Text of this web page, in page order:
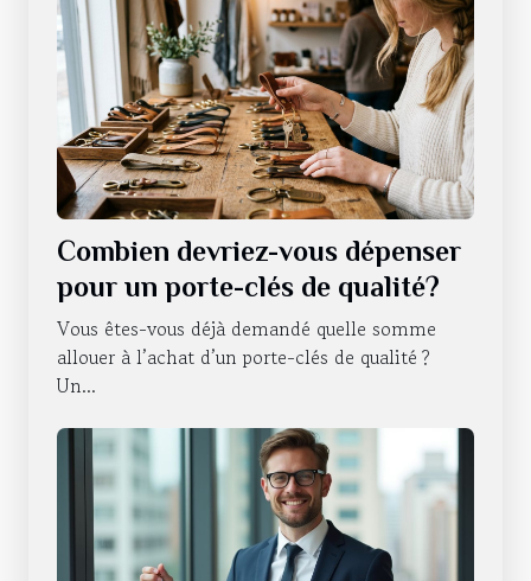
Combien devriez-vous dépenser
pour un porte-clés de qualité?
Vous êtes-vous déjà demandé quelle somme
allouer à l’achat d’un porte-clés de qualité ?
Un...